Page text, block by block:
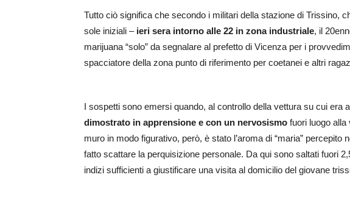
Tutto ciò significa che secondo i militari della stazione di Trissino,
sole iniziali –ieri sera intorno alle 22 in zona industriale, il
marijuana “solo” da segnalare al prefetto di Vicenza per i
spacciatore della zona punto di riferimento per coetanei e altri
I sospetti sono emersi quando, al controllo della vettura su cui era
dimostrato in apprensione e con un nervosismo fuori luogo alla
muro in modo figurativo, però, è stato l’aroma di “maria” percepito
fatto scattare la perquisizione personale. Da qui sono saltati fuori
indizi sufficienti a giustificare una visita al domicilio del giovane